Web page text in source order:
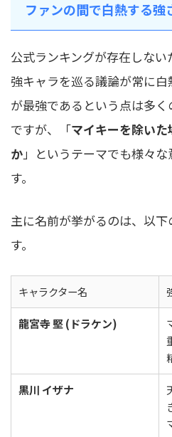
ファンの間で白熱する強
公式ランキングが存在しな
強キャラを巡る議論が常に
が最強であるという点は多
ですが、「マイキーを除い
か」というテーマでも様々
す。
主に名前が挙がるのは、以
す。
キャラクター名
龍宮寺 堅 (ドラケン)
黒川 イザナ